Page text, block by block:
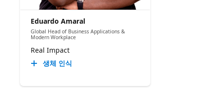
Eduardo Amaral
Global Head of Business Applications &
Modern Workplace
Real Impact
생체 인식